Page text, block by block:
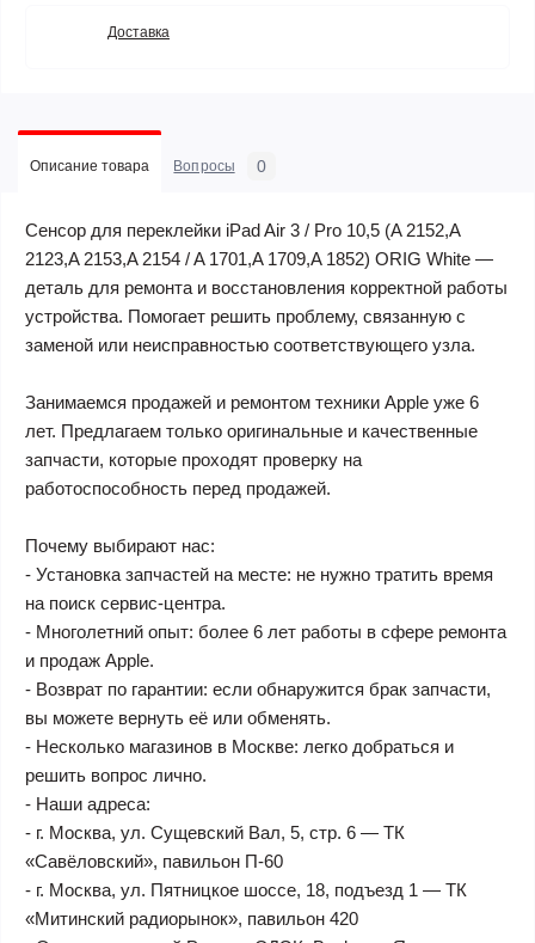
Доставка
Описание товара Вопросы 0
Сенсор для переклейки iPad Air 3 / Pro 10,5 (A 2152,A
2123,A 2153,A 2154 / A 1701,A 1709,A 1852) ORIG White —
деталь для ремонта и восстановления корректной работы
устройства. Помогает решить проблему, связанную с
заменой или неисправностью соответствующего узла.
Занимаемся продажей и ремонтом техники Apple уже 6
лет. Предлагаем только оригинальные и качественные
запчасти, которые проходят проверку на
работоспособность перед продажей.
Почему выбирают нас:
- Установка запчастей на месте: не нужно тратить время
на поиск сервис-центра.
- Многолетний опыт: более 6 лет работы в сфере ремонта
и продаж Apple.
- Возврат по гарантии: если обнаружится брак запчасти,
вы можете вернуть её или обменять.
- Несколько магазинов в Москве: легко добраться и
решить вопрос лично.
- Наши адреса:
- г. Москва, ул. Сущевский Вал, 5, стр. 6 — ТК
«Савёловский», павильон П-60
- г. Москва, ул. Пятницкое шоссе, 18, подъезд 1 — ТК
«Митинский радиорынок», павильон 420